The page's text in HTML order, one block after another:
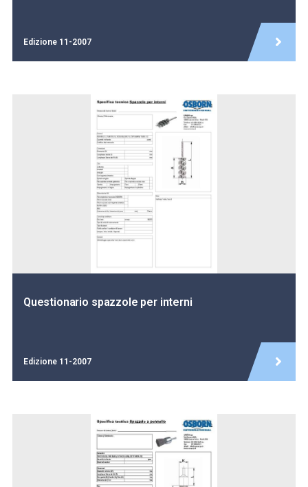
Edizione 11-2007
Questionario spazzole per interni
Edizione 11-2007